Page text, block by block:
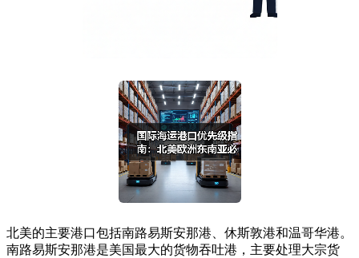
北美的主要港口包括南路易斯安那港、休斯敦港和温哥华港。
南路易斯安那港是美国最大的货物吞吐港，主要处理大宗货